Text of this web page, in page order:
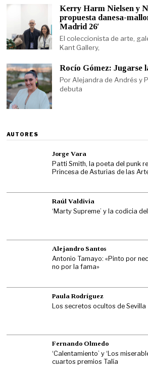
Kerry Harm Nielsen y
propuesta danesa-
Madrid 26′
El coleccionista de arte,
Kant Gallery,
Rocío Gómez: Jugarse
Por Alejandra de Andrés y
debuta
AUTORES
Jorge Vara
Patti Smith, la poeta del punk
Princesa de Asturias de las
Raúl Valdivia
‘Marty Supreme’ y la codicia
Alejandro Santos
Antonio Tamayo: «Pinto por
no por la fama»
Paula Rodríguez
Los secretos ocultos de Sevilla
Fernando Olmedo
‘Calentamiento’ y ‘Los
cuartos premios Talía